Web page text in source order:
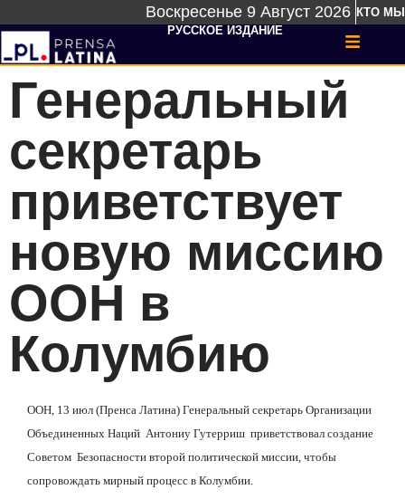
Воскресенье 9 Август 2026 КТО МЫ
РУССКОЕ ИЗДАНИЕ
Генеральный
секретарь
приветствует
новую миссию
ООН в
Колумбию
ООН, 13 июл (Пренса Латина) Генеральный секретарь Организации
Объединенных Наций Антониу Гутерриш приветствовал создание
Советом Безопасности второй политической миссии, чтобы
сопровождать мирный процесс в Колумбии.